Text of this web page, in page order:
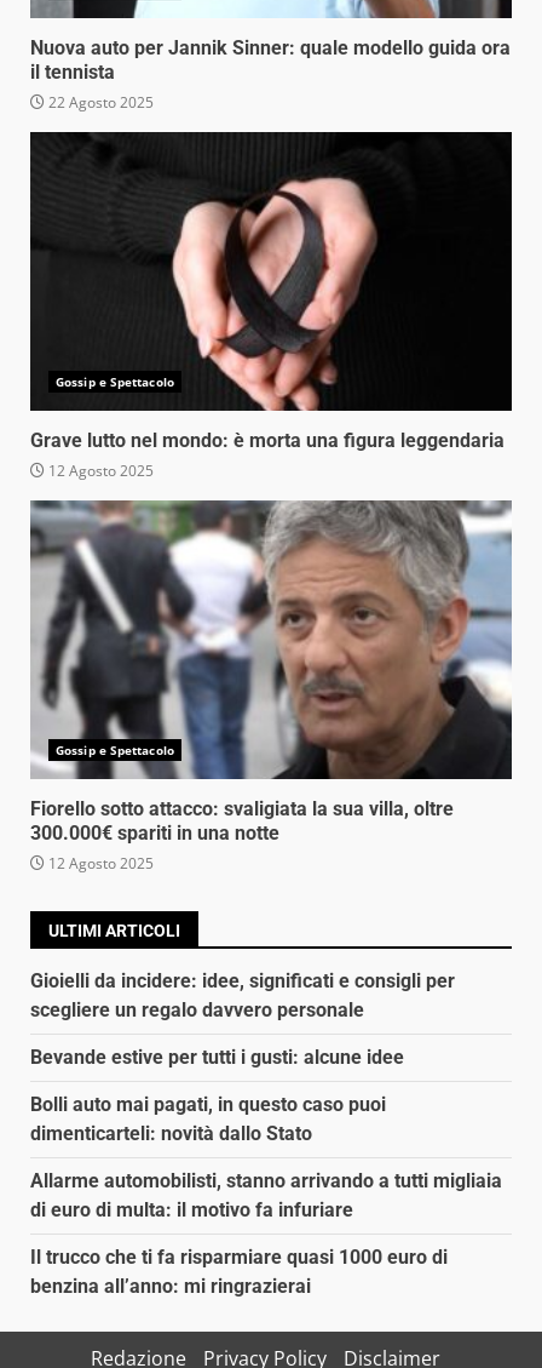
Nuova auto per Jannik Sinner: quale modello guida ora
il tennista
22 Agosto 2025
Gossip e Spettacolo
Grave lutto nel mondo: è morta una figura leggendaria
12 Agosto 2025
Gossip e Spettacolo
Fiorello sotto attacco: svaligiata la sua villa, oltre
300.000€ spariti in una notte
12 Agosto 2025
ULTIMI ARTICOLI
Gioielli da incidere: idee, significati e consigli per
scegliere un regalo davvero personale
Bevande estive per tutti i gusti: alcune idee
Bolli auto mai pagati, in questo caso puoi
dimenticarteli: novità dallo Stato
Allarme automobilisti, stanno arrivando a tutti migliaia
di euro di multa: il motivo fa infuriare
Il trucco che ti fa risparmiare quasi 1000 euro di
benzina all’anno: mi ringrazierai
Redazione Privacy Policy Disclaimer